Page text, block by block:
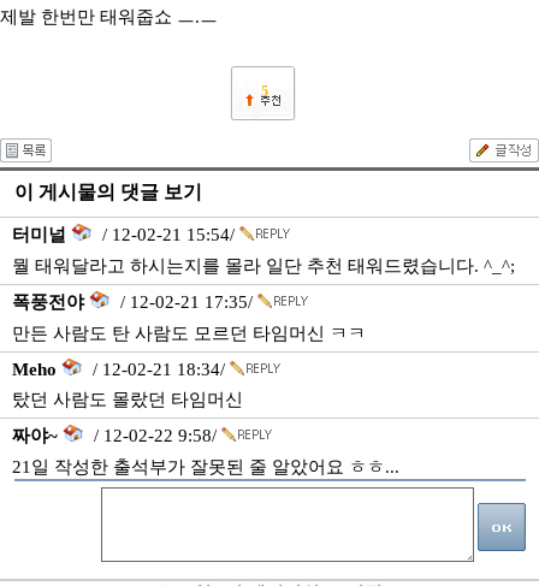
제발 한번만 태워줍쇼 ㅡ.ㅡ
5
이 게시물의 댓글 보기
터미널
/ 12-02-21 15:54/
뭘 태워달라고 하시는지를 몰라 일단 추천 태워드렸습니다. ^_^;
폭풍전야
/ 12-02-21 17:35/
만든 사람도 탄 사람도 모르던 타임머신 ㅋㅋ
Meho
/ 12-02-21 18:34/
탔던 사람도 몰랐던 타임머신
짜야~
/ 12-02-22 9:58/
21일 작성한 출석부가 잘못된 줄 알았어요 ㅎㅎ...